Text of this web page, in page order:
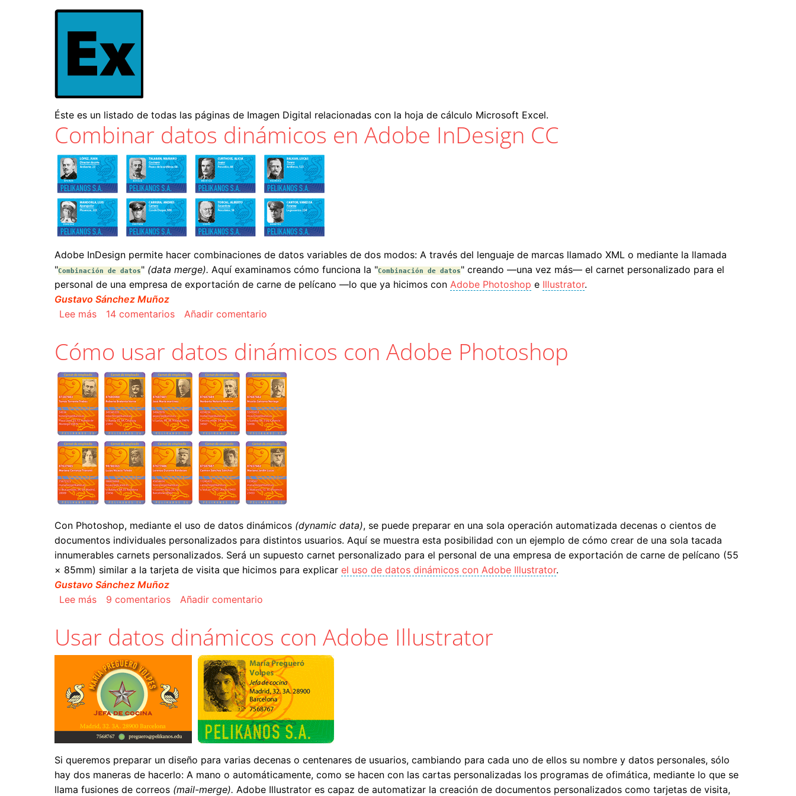
Éste es un listado de todas las páginas de Imagen Digital relacionadas con la hoja de cálculo Microsoft Excel.
Combinar datos dinámicos en Adobe InDesign CC
Adobe InDesign permite hacer combinaciones de datos variables de dos modos: A través del lenguaje de marcas llamado XML o mediante la llamada
"Combinación de datos" (data merge). Aquí examinamos cómo funciona la "Combinación de datos" creando —una vez más— el carnet personalizado para el
personal de una empresa de exportación de carne de pelícano —lo que ya hicimos con Adobe Photoshop e Illustrator.
Gustavo Sánchez Muñoz
Lee mássobre Combinar datos dinámicos en Adobe InDesign CC
14 comentarios Añadir comentario
Cómo usar datos dinámicos con Adobe Photoshop
Con Photoshop, mediante el uso de datos dinámicos (dynamic data), se puede preparar en una sola operación automatizada decenas o cientos de
documentos individuales personalizados para distintos usuarios. Aquí se muestra esta posibilidad con un ejemplo de cómo crear de una sola tacada
innumerables carnets personalizados. Será un supuesto carnet personalizado para el personal de una empresa de exportación de carne de pelícano (55
× 85mm) similar a la tarjeta de visita que hicimos para explicar el uso de datos dinámicos con Adobe Illustrator.
Gustavo Sánchez Muñoz
Lee mássobre Cómo usar datos dinámicos con Adobe Photoshop
9 comentarios Añadir comentario
Usar datos dinámicos con Adobe Illustrator
Si queremos preparar un diseño para varias decenas o centenares de usuarios, cambiando para cada uno de ellos su nombre y datos personales, sólo
hay dos maneras de hacerlo: A mano o automáticamente, como se hacen con las cartas personalizadas los programas de ofimática, mediante lo que se
llama fusiones de correos (mail-merge). Adobe Illustrator es capaz de automatizar la creación de documentos personalizados como tarjetas de visita,